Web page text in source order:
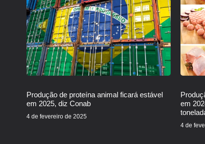
Produção de proteína animal ficará estável
em 2025, diz Conab
4 de fevereiro de 2025
em
4 de